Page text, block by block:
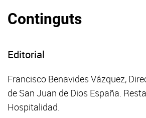
Continguts
Editorial
Francisco Benavides Vázquez,
de San Juan de Dios España.
Hospitalidad.